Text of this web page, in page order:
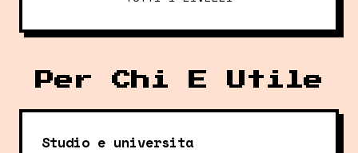
Per Chi E Utile
Studio e universita